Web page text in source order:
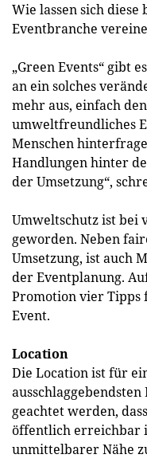
Wie lassen sich
Eventbranche
„Green Events“ gibt
an ein solches
mehr aus, einfach
umweltfreundliches
Menschen
Handlungen hinter
der Umsetzung“,
Umweltschutz ist bei
geworden. Neben
Umsetzung, ist auch
der Eventplanung.
Promotion vier
Event.
Location
Die Location ist für
geachtet werden,
öffentlich erreichbar
unmittelbarer Nähe